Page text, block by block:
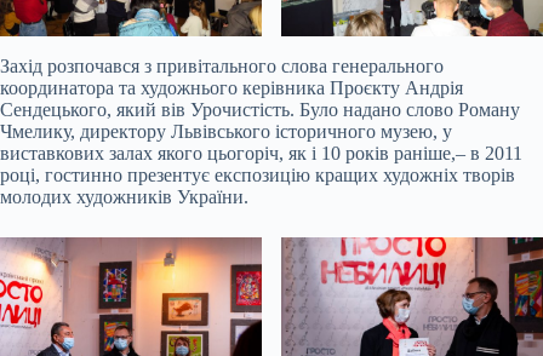
Захід розпочався з привітального слова генерального
координатора та художнього керівника Проєкту Андрія
Сендецького, який вів Урочистість. Було надано слово Роману
Чмелику, директору Львівського історичного музею, у
виставкових залах якого цьогоріч, як і 10 років раніше,– в 2011
році, гостинно презентує експозицію кращих художніх творів
молодих художників України.